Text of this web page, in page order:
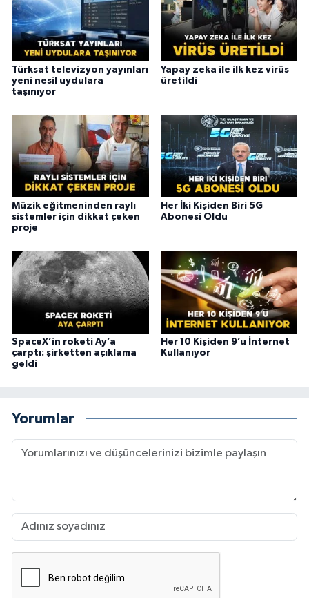
Türksat televizyon yayınları
yeni nesil uydulara
taşınıyor
Yapay zeka ile ilk kez virüs
üretildi
Müzik eğitmeninden raylı
sistemler için dikkat çeken
proje
Her İki Kişiden Biri 5G
Abonesi Oldu
SpaceX’in roketi Ay’a
çarptı: şirketten açıklama
geldi
Her 10 Kişiden 9’u İnternet
Kullanıyor
Yorumlar